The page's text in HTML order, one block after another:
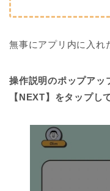
無事にアプリ内に入れ
操作説明のポップアッ
【NEXT】をタップし